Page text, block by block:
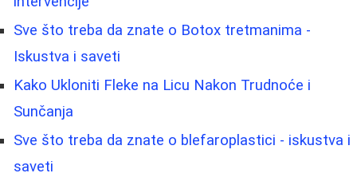
Sve što treba da znate o Botox tretmanima -
Iskustva i saveti
Kako Ukloniti Fleke na Licu Nakon Trudnoće i
Sunčanja
Sve što treba da znate o blefaroplastici - iskustva i
saveti